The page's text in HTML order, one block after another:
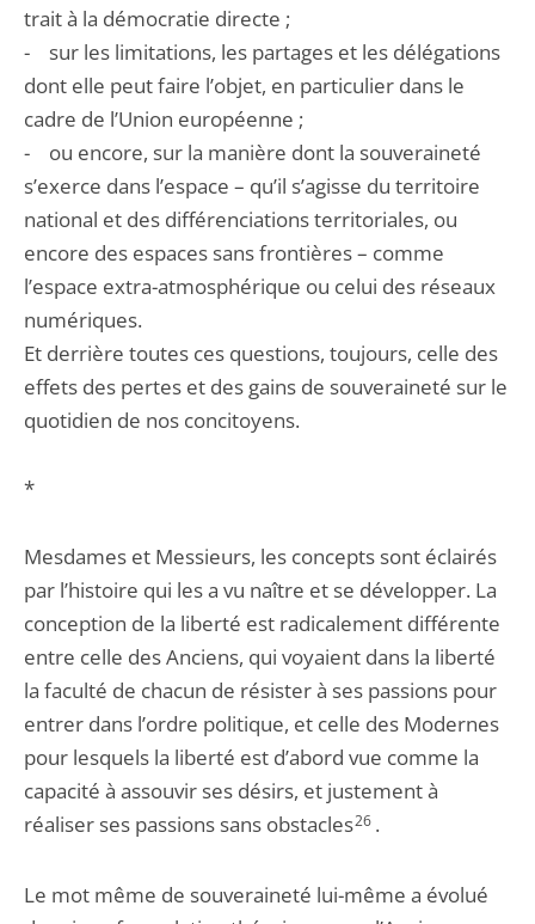
trait à la démocratie directe ;
- sur les limitations, les partages et les délégations
dont elle peut faire l’objet, en particulier dans le
cadre de l’Union européenne ;
- ou encore, sur la manière dont la souveraineté
s’exerce dans l’espace – qu’il s’agisse du territoire
national et des différenciations territoriales, ou
encore des espaces sans frontières – comme
l’espace extra-atmosphérique ou celui des réseaux
numériques.
Et derrière toutes ces questions, toujours, celle des
effets des pertes et des gains de souveraineté sur le
quotidien de nos concitoyens.
*
Mesdames et Messieurs, les concepts sont éclairés
par l’histoire qui les a vu naître et se développer. La
conception de la liberté est radicalement différente
entre celle des Anciens, qui voyaient dans la liberté
la faculté de chacun de résister à ses passions pour
entrer dans l’ordre politique, et celle des Modernes
pour lesquels la liberté est d’abord vue comme la
capacité à assouvir ses désirs, et justement à
réaliser ses passions sans obstacles26.
Le mot même de souveraineté lui-même a évolué